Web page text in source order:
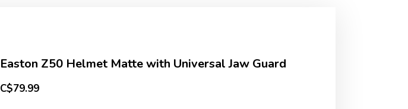
Easton Z50 Helmet Matte with Universal Jaw Guard
C$79.99